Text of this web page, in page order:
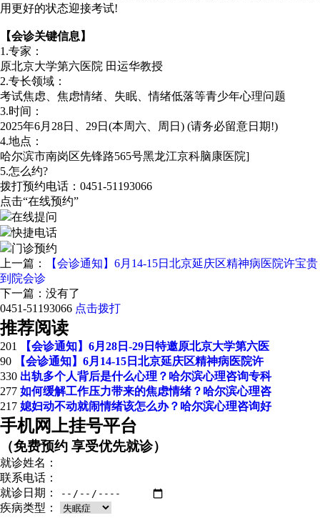
用更好的状态迎接考试!
【会诊关键信息】
1.专家：
原北京大学第六医院 田运华教授
2.专长领域：
考试焦虑、焦虑情绪、失眠、情绪低落等青少年心理问题
3.时间：
2025年6月28日、29日(本周六、周日) (请务必留意日期!)
4.地点：
哈尔滨市南岗区先锋路565号黑龙江京科脑康医院]
5.怎么约?
拨打预约电话：0451-51193066
点击“在线预约”
在线提问
快捷电话
门诊预约
上一篇：
【会诊通知】6月14-15日北京延庆区精神病医院许宝贵
到院会诊
下一篇：没有了
0451-51193066 点击拨打
推荐阅读
201
【会诊通知】6月28日-29日特邀原北京大学第六医
90
【会诊通知】6月14-15日北京延庆区精神病医院许
330 出轨多个人背后是什么心理？哈尔滨心理咨询专科
277 如何缓解工作压力带来的焦虑情绪？哈尔滨心理咨
217 媳妇动不动就闹情绪该怎么办？哈尔滨心理咨询好
手机网上挂号平台
（免费预约 享受优先就诊）
就诊姓名：
联系电话：
就诊日期：
疾病类型：